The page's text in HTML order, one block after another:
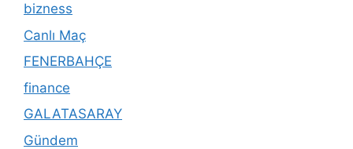
bizness
Canlı Maç
FENERBAHÇE
finance
GALATASARAY
Gündem